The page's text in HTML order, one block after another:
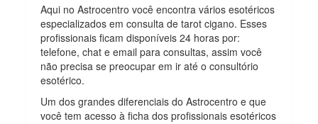
Aqui no Astrocentro você encontra vários esotéricos
especializados em consulta de tarot cigano. Esses
profissionais ficam disponíveis 24 horas por:
telefone, chat e email para consultas, assim você
não precisa se preocupar em ir até o consultório
esotérico.
Um dos grandes diferenciais do Astrocentro e que
você tem acesso à ficha dos profissionais esotéricos